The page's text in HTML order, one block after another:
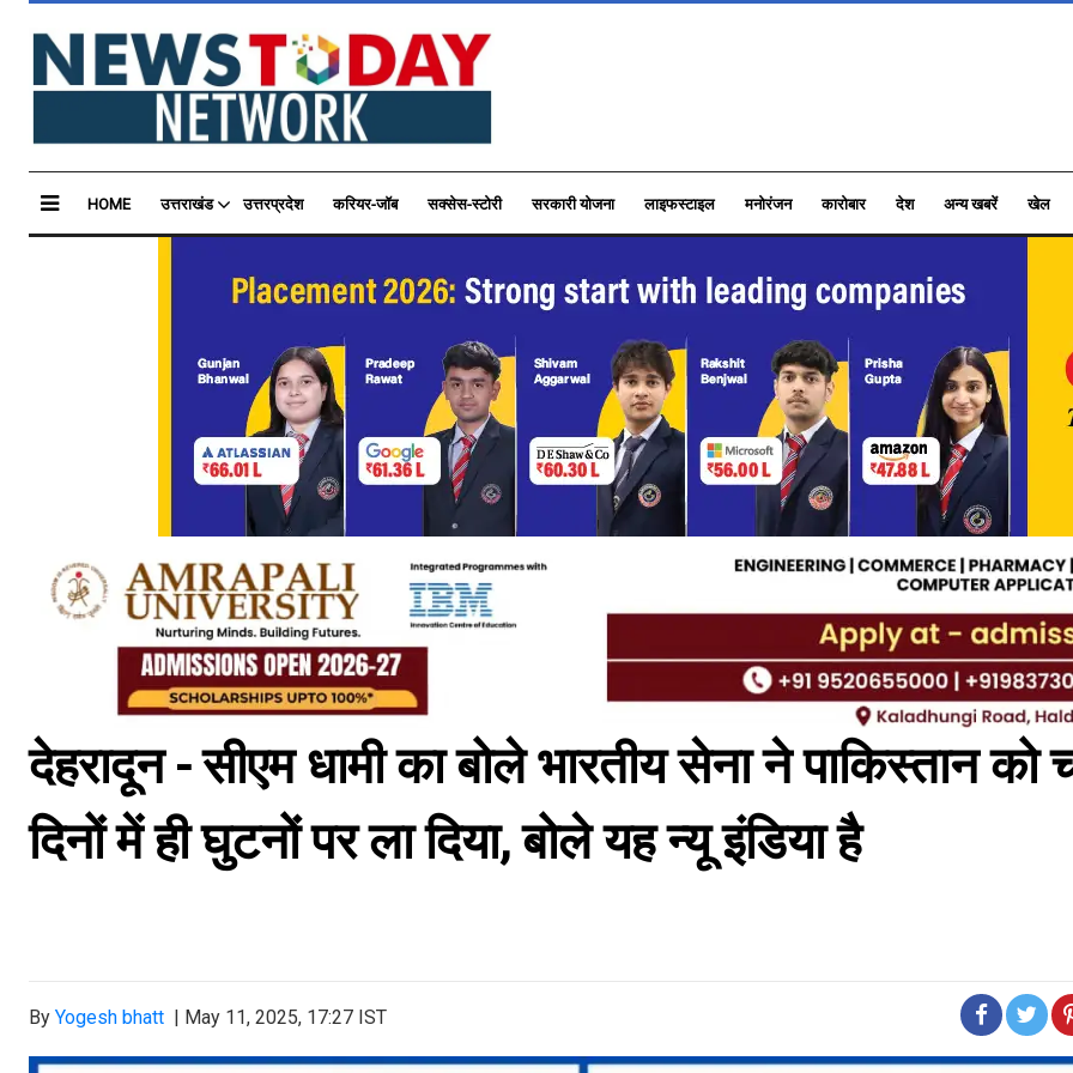
HOME उत्तराखंड उत्तरप्रदेश करियर-जॉब सक्सेस-स्टोरी सरकारी योजना लाइफस्टाइल मनोरंजन कारोबार देश अन्य खबरें खेल
देहरादून - सीएम धामी का बोले भारतीय सेना ने पाकिस्तान को
दिनों में ही घुटनों पर ला दिया, बोले यह न्यू इंडिया है
By Yogesh bhatt | May 11, 2025, 17:27 IST